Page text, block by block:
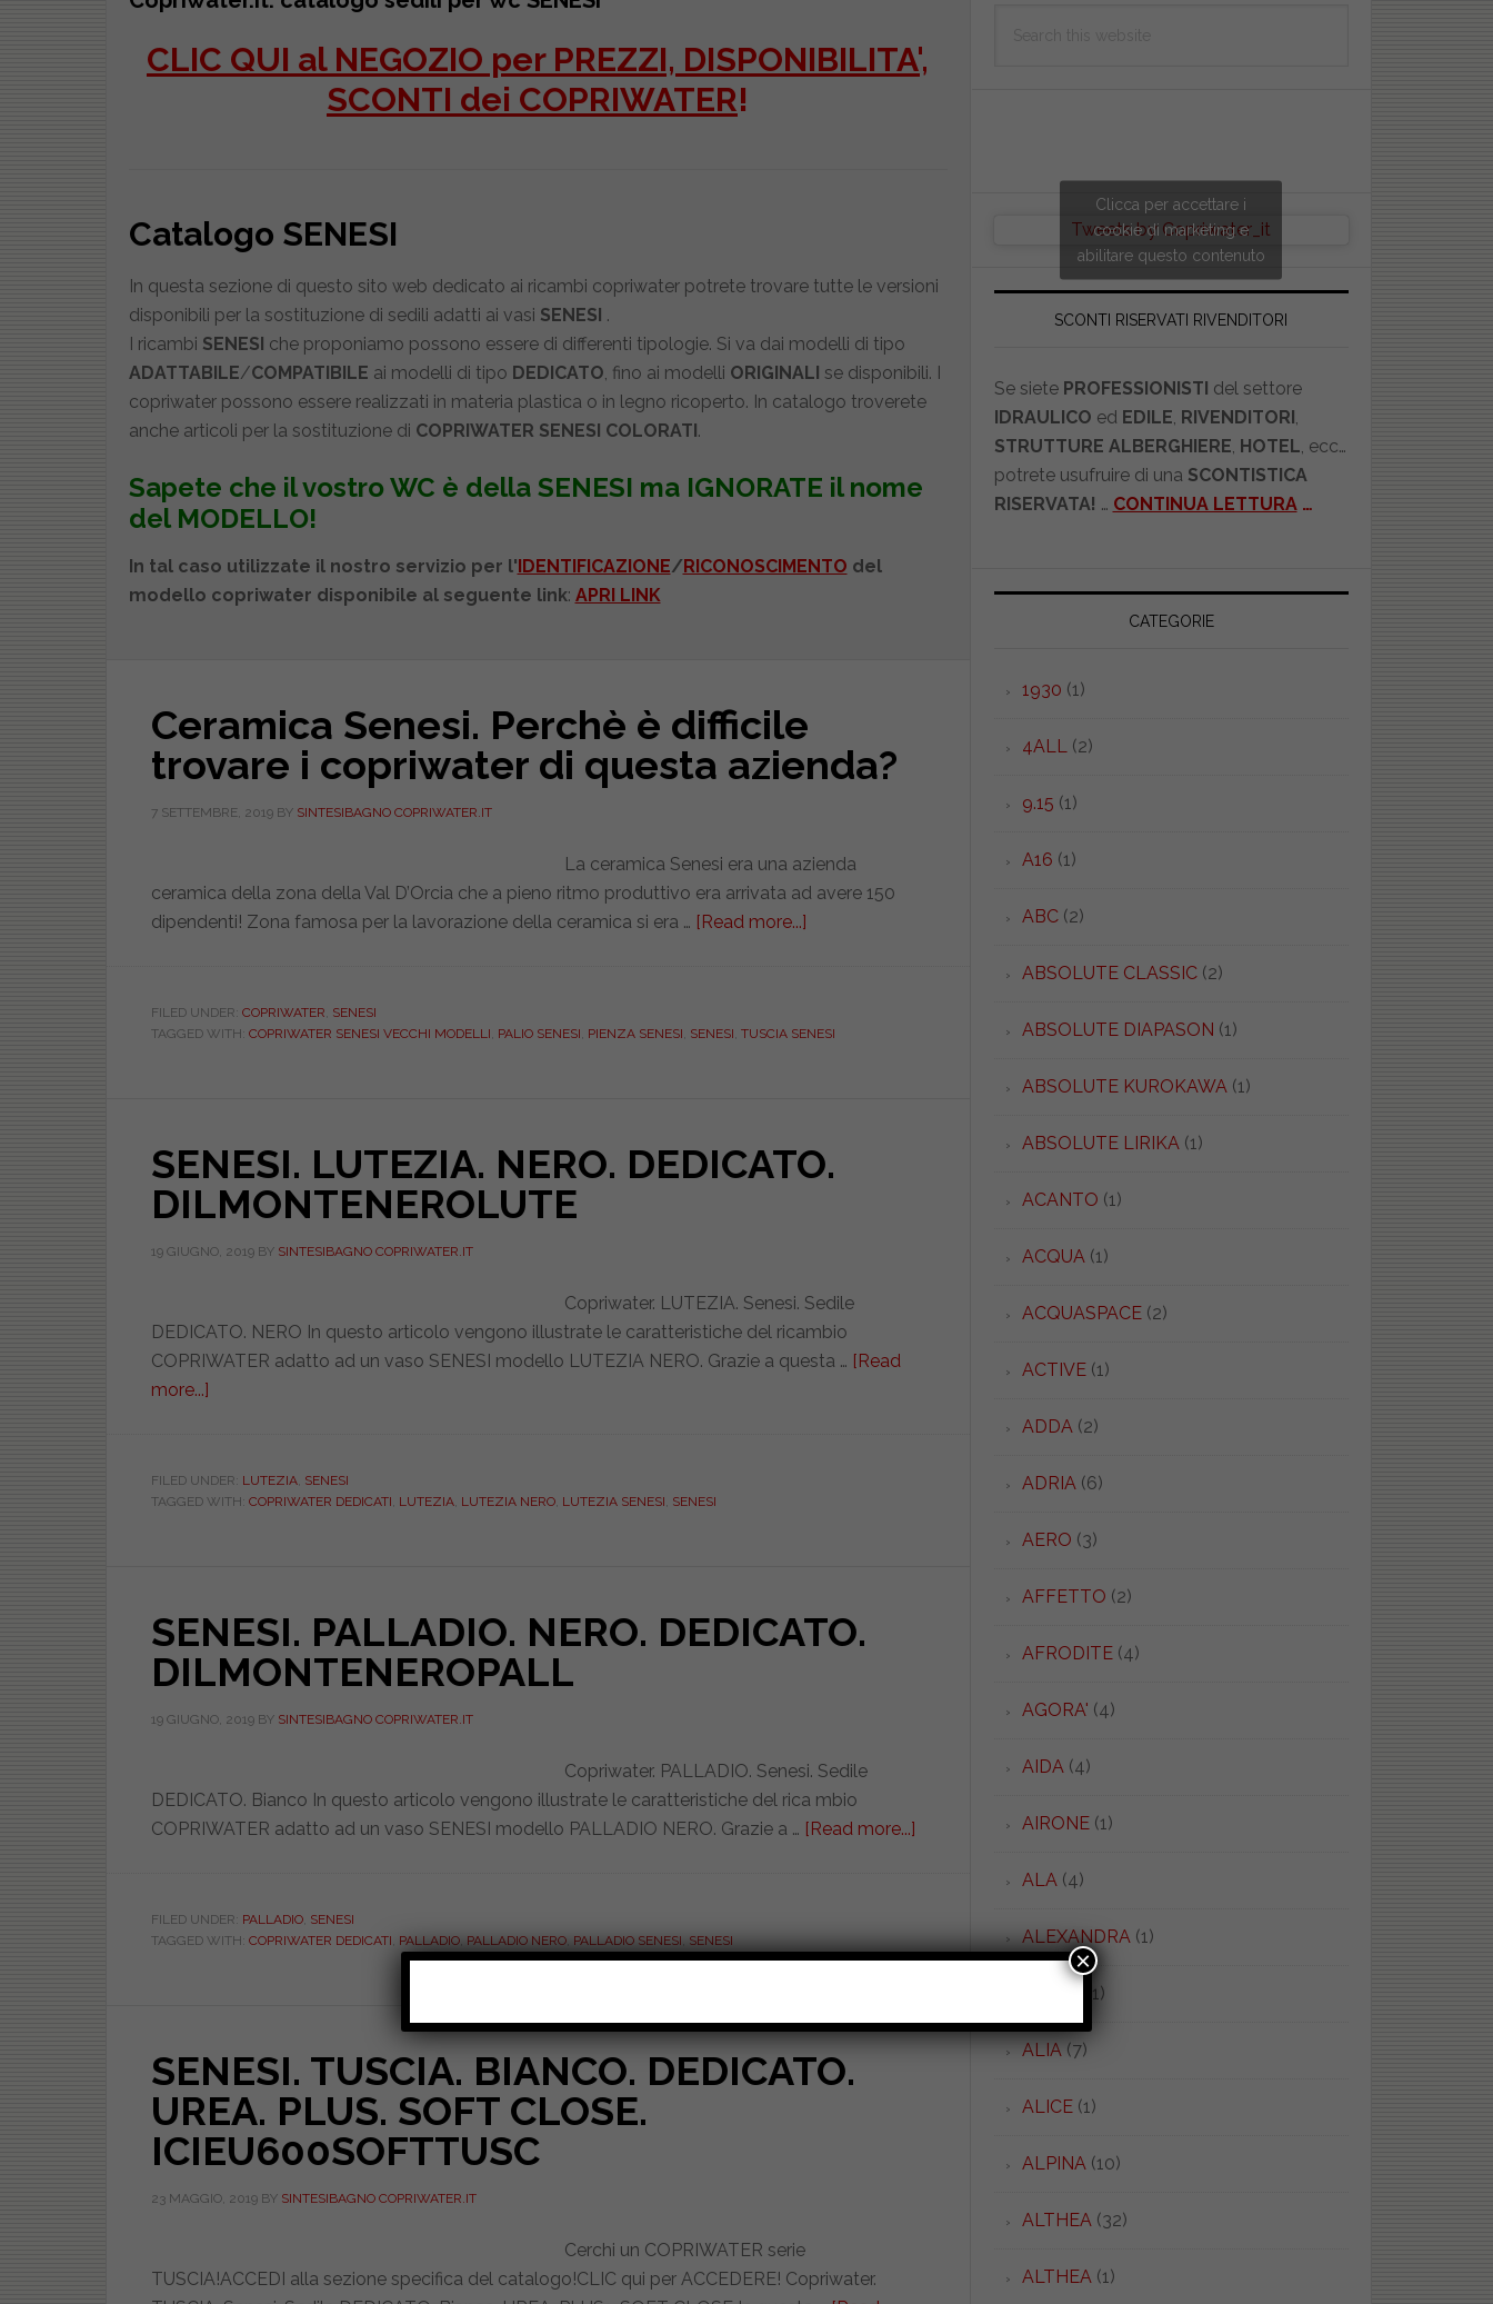
CLIC QUI al NEGOZIO per PREZZI, DISPONIBILITA',
SCONTI dei COPRIWATER!
Catalogo SENESI
In questa sezione di questo sito web dedicato ai ricambi copriwater potrete trovare tutte le versioni
disponibili per la sostituzione di sedili adatti ai vasi SENESI .
I ricambi SENESI che proponiamo possono essere di differenti tipologie. Si va dai modelli di tipo
ADATTABILE/COMPATIBILE ai modelli di tipo DEDICATO, fino ai modelli ORIGINALI se disponibili. I
copriwater possono essere realizzati in materia plastica o in legno ricoperto. In catalogo troverete
anche articoli per la sostituzione di COPRIWATER SENESI COLORATI.
Sapete che il vostro WC è della SENESI ma IGNORATE il nome
del MODELLO!
In tal caso utilizzate il nostro servizio per l'IDENTIFICAZIONE/RICONOSCIMENTO del
modello copriwater disponibile al seguente link: APRI LINK
Ceramica Senesi. Perchè è difficile
trovare i copriwater di questa azienda?
7 SETTEMBRE, 2019BY SINTESIBAGNO COPRIWATER.IT
La ceramica Senesi era una azienda
ceramica della zona della Val D’Orcia che a pieno ritmo produttivo era arrivata ad avere 150
dipendenti! Zona famosa per la lavorazione della ceramica si era … [Read more...]
è
copriwater
di
FILED UNDER: COPRIWATER, SENESI
TAGGED WITH: COPRIWATER SENESI VECCHI MODELLI, PALIO SENESI, PIENZA SENESI, SENESI, TUSCIA SENESI
SENESI. LUTEZIA. NERO. DEDICATO.
DILMONTENEROLUTE
19 GIUGNO, 2019BY SINTESIBAGNO COPRIWATER.IT
Copriwater. LUTEZIA. Senesi. Sedile
DEDICATO. NERO In questo articolo vengono illustrate le caratteristiche del ricambio
COPRIWATER adatto ad un vaso SENESI modello LUTEZIA NERO. Grazie a questa … [Read
more...]
NERO.
DEDICATO.
FILED UNDER: LUTEZIA, SENESI
TAGGED WITH: COPRIWATER DEDICATI, LUTEZIA, LUTEZIA NERO, LUTEZIA SENESI, SENESI
SENESI. PALLADIO. NERO. DEDICATO.
DILMONTENEROPALL
19 GIUGNO, 2019BY SINTESIBAGNO COPRIWATER.IT
Copriwater. PALLADIO. Senesi. Sedile
DEDICATO. Bianco In questo articolo vengono illustrate le caratteristiche del rica mbio
COPRIWATER adatto ad un vaso SENESI modello PALLADIO NERO. Grazie a … [Read more...]
PALLADIO.
DEDICATO.
DILMONTENEROPALL
FILED UNDER: PALLADIO, SENESI
TAGGED WITH: COPRIWATER DEDICATI, PALLADIO, PALLADIO NERO, PALLADIO SENESI, SENESI
SENESI. TUSCIA. BIANCO. DEDICATO.
UREA. PLUS. SOFT CLOSE.
ICIEU600SOFTTUSC
23 MAGGIO, 2019BY SINTESIBAGNO COPRIWATER.IT
Cerchi un COPRIWATER serie
TUSCIA!ACCEDI alla sezione specifica del catalogo!CLIC qui per ACCEDERE! Copriwater.
Tweets by Copriwater_it
Clicca per accettare i
cookie di marketing e
abilitare questo contenuto
SCONTI RISERVATI RIVENDITORI
Se siete PROFESSIONISTI del settore
IDRAULICO ed EDILE, RIVENDITORI,
STRUTTURE ALBERGHIERE, HOTEL, ecc…
potrete usufruire di una SCONTISTICA
RISERVATA! … CONTINUA LETTURA…
CATEGORIE
1930 (1)
4ALL(2)
9.15 (1)
A16 (1)
ABC(2)
ABSOLUTE CLASSIC(2)
ABSOLUTE DIAPASON (1)
ABSOLUTE KUROKAWA(1)
ABSOLUTE LIRIKA(1)
ACANTO (1)
ACQUA(1)
ACQUASPACE(2)
ACTIVE(1)
ADDA(2)
ADRIA(6)
AERO (3)
AFFETTO (2)
AFRODITE(4)
AGORA' (4)
AIDA(4)
AIRONE(1)
ALA(4)
ALEXANDRA(1)
(1)
ALIA(7)
ALICE(1)
ALPINA(10)
ALTHEA(32)
ALTHEA(1)
×